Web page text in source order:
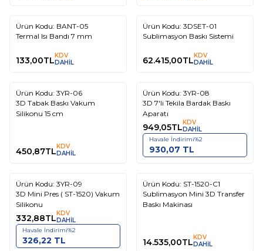
Ürün Kodu: BANT-05
Termal Isı Bandı 7 mm
133,00TLKDV
DAHİL
Ürün Kodu: 3DSET-01
Sublimasyon Baskı Sistemi
62.415,00TLKDV
DAHİL
Ürün Kodu: 3YR-06
3D Tabak Baskı Vakum
Silikonu 15 cm
450,87TLKDV
DAHİL
Ürün Kodu: 3YR-08
3D 7'li Tekila Bardak Baskı
Aparatı
949,05TLKDV
DAHİL
Havale İndirimi%2
930,07 TL
Ürün Kodu: 3YR-09
3D Mini Pres ( ST-1520) Vakum
Silikonu
332,88TLKDV
DAHİL
Havale İndirimi%2
326,22 TL
Ürün Kodu: ST-1520-C1
Sublimasyon Mini 3D Transfer
Baskı Makinası
14.535,00TLKDV
DAHİL